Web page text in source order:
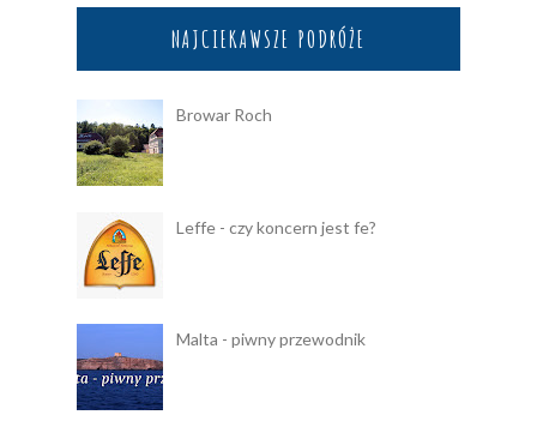
NAJCIEKAWSZE PODRÓŻE
Browar Roch
Leffe - czy koncern jest fe?
Malta - piwny przewodnik